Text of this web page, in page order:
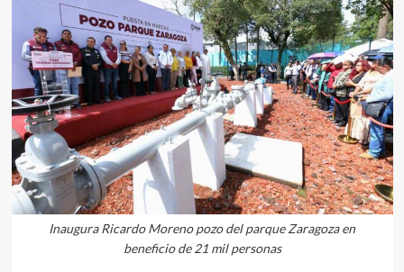
Inaugura Ricardo Moreno pozo del parque Zaragoza en
beneficio de 21 mil personas